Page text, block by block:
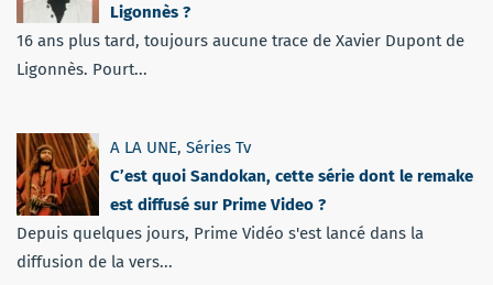
Ligonnès ?
16 ans plus tard, toujours aucune trace de Xavier Dupont de
Ligonnès. Pourt...
A LA UNE, Séries Tv
C’est quoi Sandokan, cette série dont le remake
est diffusé sur Prime Video ?
Depuis quelques jours, Prime Vidéo s'est lancé dans la
diffusion de la vers...